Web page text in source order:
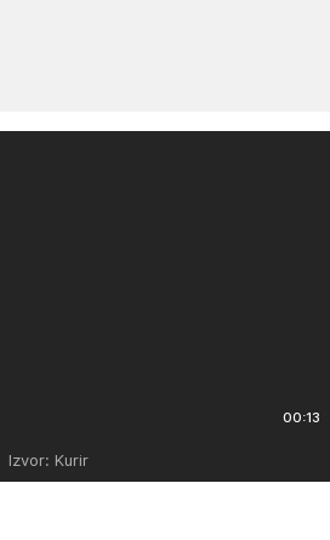
00:13
Izvor: Kurir